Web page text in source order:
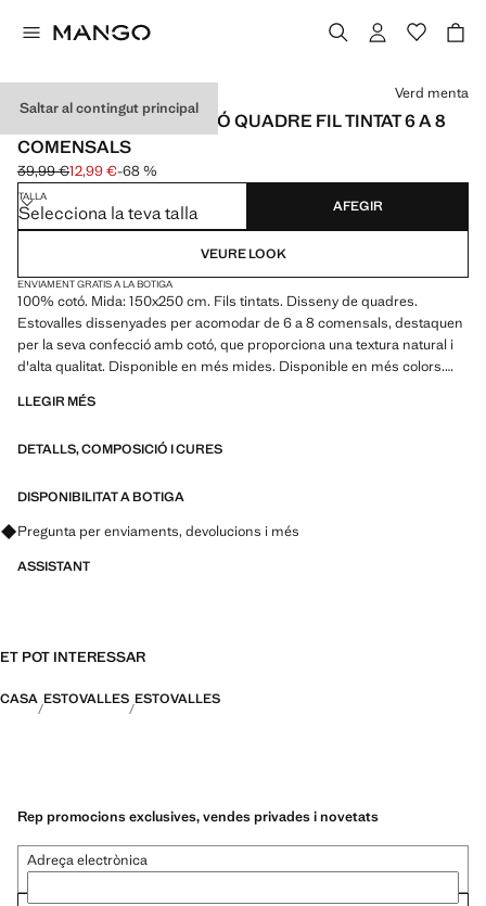
Saltar al contingut principal
ESTOVALLES 100% COTÓ QUADRE FIL TINTAT 6 A 8
COMENSALS
Preu inicial ratllat [39,99 € ]
39,99 €
Preu actual [12,99 € ]
12,99 €-68 %
Selecciona un color
Verd menta
TALLA
Selecciona la teva talla AFEGIR
VEURE LOOK
ENVIAMENT GRATIS A LA BOTIGA
100% cotó. Mida: 150x250 cm. Fils tintats. Disseny de quadres.
Estovalles dissenyades per acomodar de 6 a 8 comensals, destaquen
per la seva confecció amb cotó, que proporciona una textura natural i
d'alta qualitat. Disponible en més mides. Disponible en més colors.
LLEGIR MÉS
DETALLS, COMPOSICIÓ I CURES
DISPONIBILITAT A BOTIGA
Pregunta per enviaments, devolucions i més
ASSISTANT
ET POT INTERESSAR
CASA ESTOVALLES ESTOVALLES
Rep promocions exclusives, vendes privades i novetats
Adreça electrònica